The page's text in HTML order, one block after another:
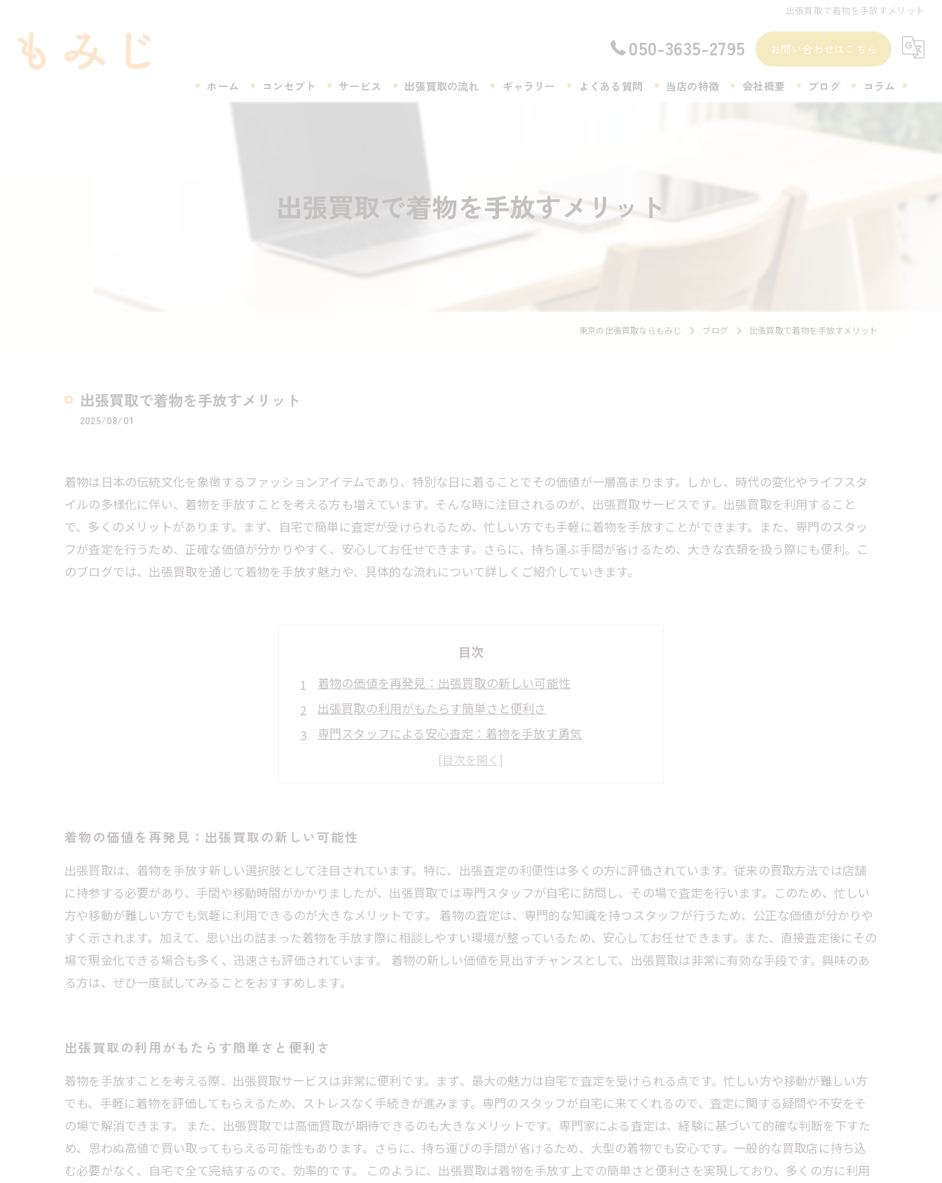
出張買取で着物を手放すメリット
050-3635-2795 お問い合わせはこちら
ホーム コンセプト サービス 出張買取の流れ ギャラリー よくある質問 当店の特徴 会社概要 ブログ コラム
出張買取で着物を手放すメリット
東京の出張買取ならもみじ ブログ 出張買取で着物を手放すメリット
出張買取で着物を手放すメリット
2025/08/01
着物は日本の伝統文化を象徴するファッションアイテムであり、特別な日に着ることでその価値が一層高まります。しかし、時代の変化やライフスタ
イルの多様化に伴い、着物を手放すことを考える方も増えています。そんな時に注目されるのが、出張買取サービスです。出張買取を利用すること
で、多くのメリットがあります。まず、自宅で簡単に査定が受けられるため、忙しい方でも手軽に着物を手放すことができます。また、専門のスタッ
フが査定を行うため、正確な価値が分かりやすく、安心してお任せできます。さらに、持ち運ぶ手間が省けるため、大きな衣類を扱う際にも便利。こ
のブログでは、出張買取を通じて着物を手放す魅力や、具体的な流れについて詳しくご紹介していきます。
目次
着物の価値を再発見：出張買取の新しい可能性
出張買取の利用がもたらす簡単さと便利さ
専門スタッフによる安心査定：着物を手放す勇気
忙しいあなたに最適の解決策：自宅での出張買取
未来への一歩：出張買取で着物との新しい関係を築こう
着物の価値を再発見：出張買取の新しい可能性
出張買取は、着物を手放す新しい選択肢として注目されています。特に、出張査定の利便性は多くの方に評価されています。従来の買取方法では店舗
に持参する必要があり、手間や移動時間がかかりましたが、出張買取では専門スタッフが自宅に訪問し、その場で査定を行います。このため、忙しい
方や移動が難しい方でも気軽に利用できるのが大きなメリットです。 着物の査定は、専門的な知識を持つスタッフが行うため、公正な価値が分かりや
すく示されます。加えて、思い出の詰まった着物を手放す際に相談しやすい環境が整っているため、安心してお任せできます。また、直接査定後にその
場で現金化できる場合も多く、迅速さも評価されています。 着物の新しい価値を見出すチャンスとして、出張買取は非常に有効な手段です。興味のあ
る方は、ぜひ一度試してみることをおすすめします。
出張買取の利用がもたらす簡単さと便利さ
着物を手放すことを考える際、出張買取サービスは非常に便利です。まず、最大の魅力は自宅で査定を受けられる点です。忙しい方や移動が難しい方
でも、手軽に着物を評価してもらえるため、ストレスなく手続きが進みます。専門のスタッフが自宅に来てくれるので、査定に関する疑問や不安をそ
の場で解消できます。 また、出張買取では高価買取が期待できるのも大きなメリットです。専門家による査定は、経験に基づいて的確な判断を下すた
め、思わぬ高値で買い取ってもらえる可能性もあります。さらに、持ち運びの手間が省けるため、大型の着物でも安心です。一般的な買取店に持ち込
む必要がなく、自宅で全て完結するので、効率的です。 このように、出張買取は着物を手放す上での簡単さと便利さを実現しており、多くの方に利用